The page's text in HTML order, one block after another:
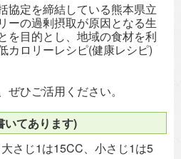
協定を締結している熊本県立
ーの過剰摂取が原因となる生
を目的とし、地域の食材を利
カロリーレシピ(健康レシピ)
ひご活用ください。
いてあります)
さじ1は15CC、小さじ1は5